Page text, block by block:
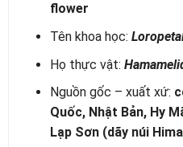
flower
Tên khoa học:
Họ thực vật:
Nguồn gốc – xuất xứ:
Quốc, Nhật Bản, Hy
Lạp Sơn (dãy núi